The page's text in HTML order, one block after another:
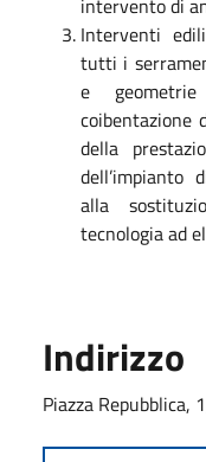
Interventi
tutti i
e
coibentazione
della
dell’impianto
alla
tecnologia ad
Indirizzo
Piazza Repubblica,